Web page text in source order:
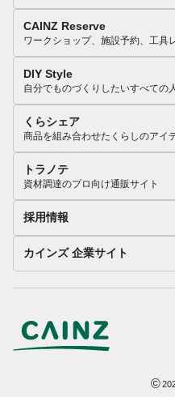
CAINZ Reserve
ワークショップ、施設予約、工具
DIY Style
自分でものづくりしたいすべての
くらシェア
商品を組み合わせたくらしのアイ
トラノテ
資材調達のプロ向け通販サイト
採用情報
カインズ 企業サイト
©